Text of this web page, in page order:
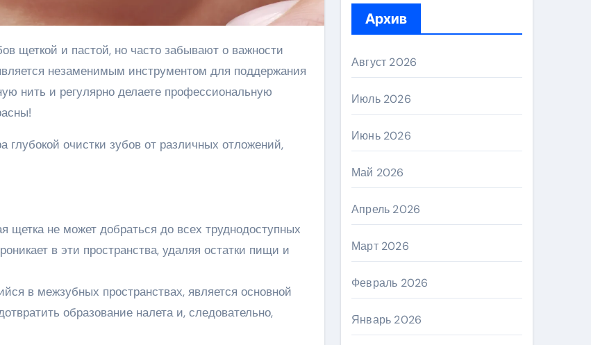
незаменимым инструментом для поддержания
нить и регулярно делаете профессиональную
глубокой очистки зубов от различных отложений,
щетка не может добраться до всех труднодоступных
в эти пространства, удаляя остатки пищи и
в межзубных пространствах, является основной
образование налета и, следовательно,
Архив
Август 2026
Июль 2026
Июнь 2026
Май 2026
Апрель 2026
Март 2026
Февраль 2026
Январь 2026